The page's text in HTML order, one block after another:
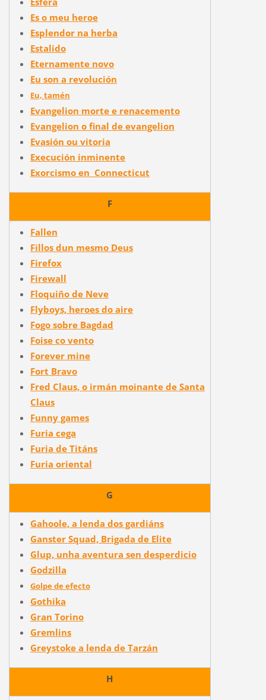
Es o meu heroe
Esplendor na herba
Estalido
Eternamente novo
Eu son a revolución
Eu, tamén
Evangelion morte e renacemento
Evangelion o final de evangelion
Evasión ou vitoria
Execución inminente
Exorcismo en Connecticut
F
Fallen
Fillos dun mesmo Deus
Firefox
Firewall
Floquiño de Neve
Flyboys, heroes do aire
Fogo sobre Bagdad
Foise co vento
Forever mine
Fort Bravo
Fred Claus, o irmán moinante de Santa
Claus
Funny games
Furia cega
Furia de Titáns
Furia oriental
G
Gahoole, a lenda dos gardiáns
Ganster Squad, Brigada de Elite
Glup, unha aventura sen desperdicio
Godzilla
Golpe de efecto
Gothika
Gran Torino
Gremlins
Greystoke a lenda de Tarzán
H